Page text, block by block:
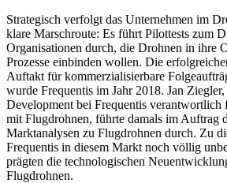
Strategisch verfolgt das Unternehmen im
klare Marschroute: Es führt Pilottests zum
Organisationen durch, die Drohnen in ihre
Prozesse einbinden wollen. Die
Auftakt für kommerzialisierbare
wurde Frequentis im Jahr 2018. Jan
Development bei Frequentis verantwortlich
mit Flugdrohnen, führte damals im Auftrag
Marktanalysen zu Flugdrohnen durch. Zu
Frequentis in diesem Markt noch völlig
prägten die technologischen
Flugdrohnen.